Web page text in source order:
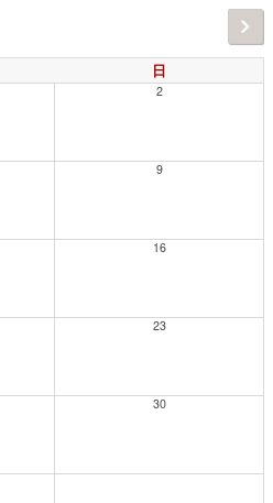
日
2
9
16
23
30